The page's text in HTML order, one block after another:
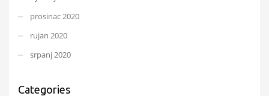
prosinac 2020
rujan 2020
srpanj 2020
Categories